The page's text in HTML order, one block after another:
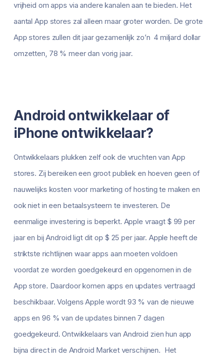
vrijheid om apps via andere kanalen aan te bieden. Het
aantal App stores zal alleen maar groter worden. De grote
App stores zullen dit jaar gezamenlijk zo’n 4 miljard dollar
omzetten, 78 % meer dan vorig jaar.
Android ontwikkelaar of
iPhone ontwikkelaar?
Ontwikkelaars plukken zelf ook de vruchten van App
stores. Zij bereiken een groot publiek en hoeven geen of
nauwelijks kosten voor marketing of hosting te maken en
ook niet in een betaalsysteem te investeren. De
eenmalige investering is beperkt. Apple vraagt $ 99 per
jaar en bij Android ligt dit op $ 25 per jaar. Apple heeft de
striktste richtlijnen waar apps aan moeten voldoen
voordat ze worden goedgekeurd en opgenomen in de
App store. Daardoor komen apps en updates vertraagd
beschikbaar. Volgens Apple wordt 93 % van de nieuwe
apps en 96 % van de updates binnen 7 dagen
goedgekeurd. Ontwikkelaars van Android zien hun app
bijna direct in de Android Market verschijnen. Het